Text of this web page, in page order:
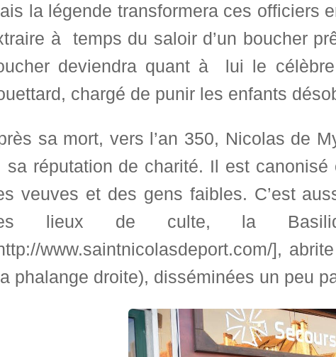
la légende transformera ces officiers
à temps du saloir d’un boucher
deviendra quant à lui le
chargé de punir les enfants
sa mort, vers l’an 350, Nicolas de
réputation de charité. Il est canonisé
veuves et des gens faibles. C’est
lieux de culte, la
www.saintnicolasdeport.com/],
phalange droite), disséminées un peu